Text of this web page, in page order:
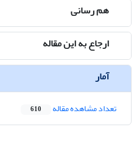
هم رسانی
ارجاع به این مقاله
آمار
تعداد مشاهده مقاله 610